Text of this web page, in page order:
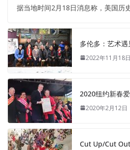
据当地时间2月18日消息称，美国历
多伦多：艺术遇
2022年11月18日
2020纽约新春
2020年2月12日
Cut Up/Cut